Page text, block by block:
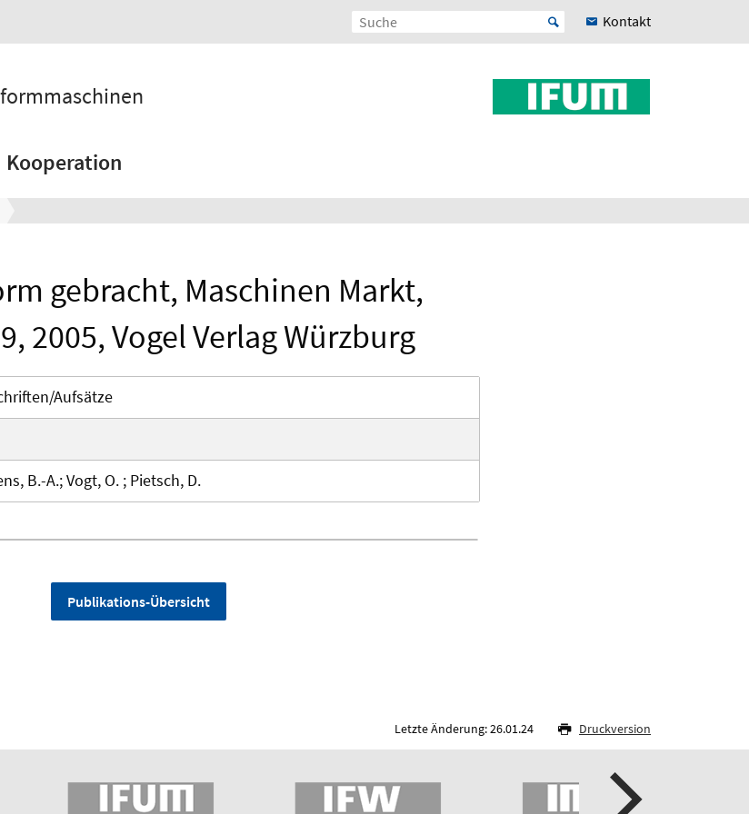
Kontakt
Kooperation
gebracht, Maschinen Markt,
2005, Vogel Verlag Würzburg
Aufsätze
B.-A.; Vogt, O. ; Pietsch, D.
Publikations-Übersicht
Letzte Änderung: 26.01.24 Druckversion